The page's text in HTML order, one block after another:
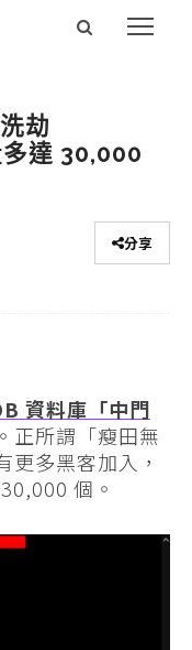
劫
達 30,000
分享
資料庫「中門
正所謂「瘦田無
更多黑客加入，
個。